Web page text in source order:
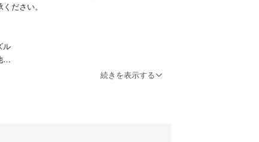
ださい。
ル
#LaQ#パズル#知育おもちゃ#知育おもちゃ#F
続きを表示する